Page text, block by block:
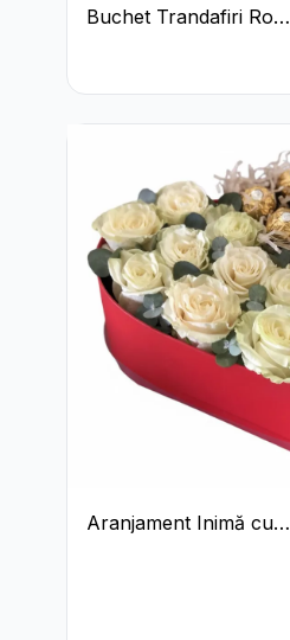
Buchet Trandafiri Roșii
Aranjament Inimă cu